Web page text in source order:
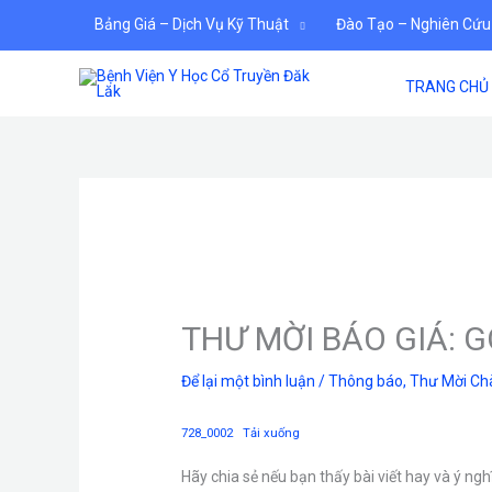
Bảng Giá – Dịch Vụ Kỹ Thuật Đào Tạo – Nghiên
TRANG CHỦ
THƯ MỜI BÁO GIÁ:
Để lại một bình luận /Thông báo,Thư Mời
728_0002 Tải xuống
Hãy chia sẻ nếu bạn thấy bài viết hay và ý